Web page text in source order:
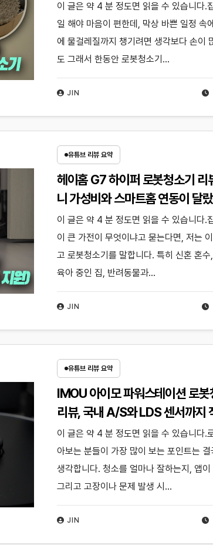
JIN
이 글은 약 4 분 정도면 읽을 수 있습니다.
일 해야 마음이 편한데, 막상 바쁜 일정 속
에 물걸레질까지 챙기려면 생각보다 손이
도 그래서 한동안 로봇청소기…
유튜브 리뷰 요약
헤이홈 G7 하이퍼 로봇청소기 리
니 가성비와 스마트홈 연동이 달
JIN
이 글은 약 4 분 정도면 읽을 수 있습니다.
이 큰 가전이 무엇이냐고 묻는다면, 저는
고 로봇청소기를 말합니다. 특히 신혼 혼
육아 중인 집, 반려동물과…
유튜브 리뷰 요약
IMOU 아이모 파워스테이션 로봇
리뷰, 국내 A/S와 LDS 센서까지
기
JIN
이 글은 약 4 분 정도면 읽을 수 있습니다.
아보는 분들이 가장 많이 보는 포인트는
생각합니다. 청소를 얼마나 잘하는지, 앱
그리고 고장이나 문제 발생 시…